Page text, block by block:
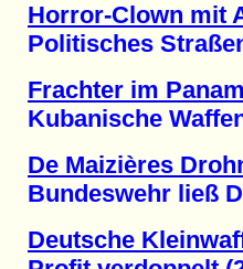
Horror-Clown mit
Politisches
Frachter im
Kubanische Waffen
De Maizières
Bundeswehr ließ
Deutsche